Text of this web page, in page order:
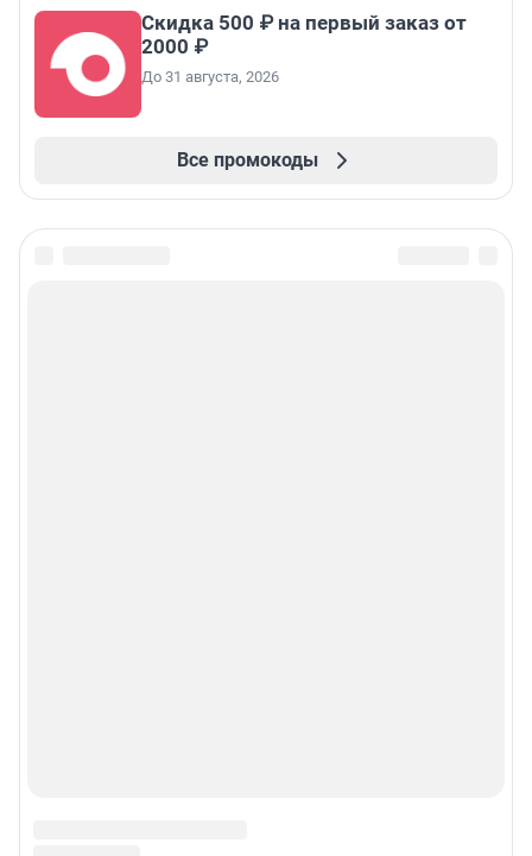
Скидка 500 ₽ на первый заказ от
2000 ₽
До 31 августа, 2026
Все промокоды